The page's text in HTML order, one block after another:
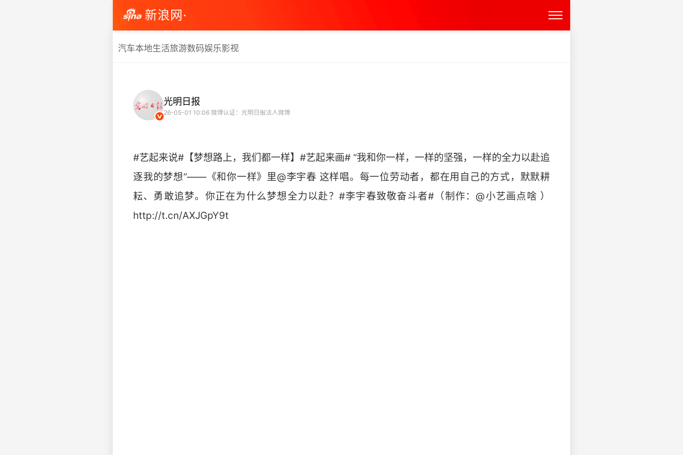
新浪网·
汽车本地生活旅游数码娱乐影视
光明日报
26-05-01 10:06 微博认证：光明日报法人微博
#艺起来说#【梦想路上，我们都一样】#艺起来画# “我和你一样，一样的坚强，一样的全力以赴追
逐我的梦想”——《和你一样》里@李宇春 这样唱。每一位劳动者，都在用自己的方式，默默耕
耘、勇敢追梦。你正在为什么梦想全力以赴？#李宇春致敬奋斗者#（制作：@小艺画点啥 ）
http://t.cn/AXJGpY9t ​